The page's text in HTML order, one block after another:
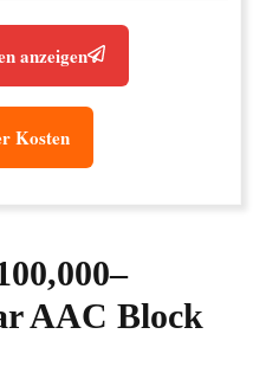
anzeigen
Kosten
AAC Block